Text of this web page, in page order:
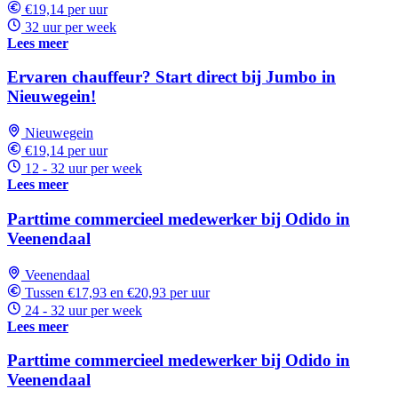
€19,14 per uur
32 uur per week
Lees meer
Ervaren chauffeur? Start direct bij Jumbo in
Nieuwegein!
Nieuwegein
€19,14 per uur
12 - 32 uur per week
Lees meer
Parttime commercieel medewerker bij Odido in
Veenendaal
Veenendaal
Tussen €17,93 en €20,93 per uur
24 - 32 uur per week
Lees meer
Parttime commercieel medewerker bij Odido in
Veenendaal